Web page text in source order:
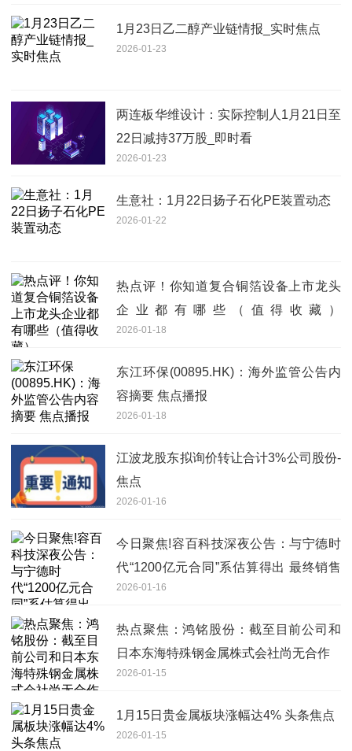
1月23日乙二醇产业链情报_实时焦点
2026-01-23
两连板华维设计：实际控制人1月21日至
22日减持37万股_即时看
2026-01-23
生意社：1月22日扬子石化PE装置动态
2026-01-22
热点评！你知道复合铜箔设备上市龙头
企业都有哪些（值得收藏）
（2026/1/16）
2026-01-18
东江环保(00895.HK)：海外监管公告内
容摘要 焦点播报
2026-01-18
江波龙股东拟询价转让合计3%公司股份-
焦点
2026-01-16
今日聚焦!容百科技深夜公告：与宁德时
代“1200亿元合同”系估算得出 最终销售
金额存在不确定性
2026-01-16
热点聚焦：鸿铭股份：截至目前公司和
日本东海特殊钢金属株式会社尚无合作
2026-01-15
1月15日贵金属板块涨幅达4% 头条焦点
2026-01-15